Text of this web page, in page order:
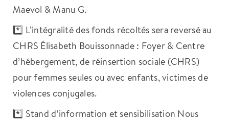
Maevol & Manu G.
*️⃣ L’intégralité des fonds récoltés sera reversé au
CHRS Élisabeth Bouissonnade : Foyer & Centre
d’hébergement, de réinsertion sociale (CHRS)
pour femmes seules ou avec enfants, victimes de
violences conjugales.
*️⃣ Stand d’information et sensibilisation Nous